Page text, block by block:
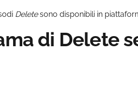
Deletesono disponibili in
di Delete